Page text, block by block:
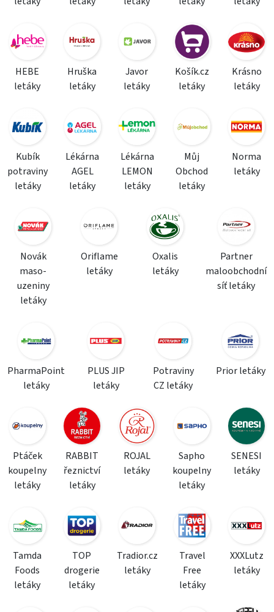
HEBE
letáky
Hruška
letáky
Javor
letáky
Košík.cz
letáky
Krásno
letáky
Kubík
potraviny
letáky
Lékárna
AGEL
letáky
Lékárna
LEMON
letáky
Můj
Obchod
letáky
Norma
letáky
Novák
maso-
uzeniny
letáky
Oriflame
letáky
Oxalis
letáky
Partner
maloobchodní
síť letáky
PharmaPoint
letáky
PLUS JIP
letáky
Potraviny
CZ letáky
Prior letáky
Ptáček
koupelny
letáky
RABBIT
řeznictví
letáky
ROJAL
letáky
Sapho
koupelny
letáky
SENESI
letáky
Tamda
Foods
letáky
TOP
drogerie
letáky
Tradior.cz
letáky
Travel
Free
letáky
XXXLutz
letáky